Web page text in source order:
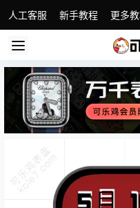
人工客服 新手教程 更多